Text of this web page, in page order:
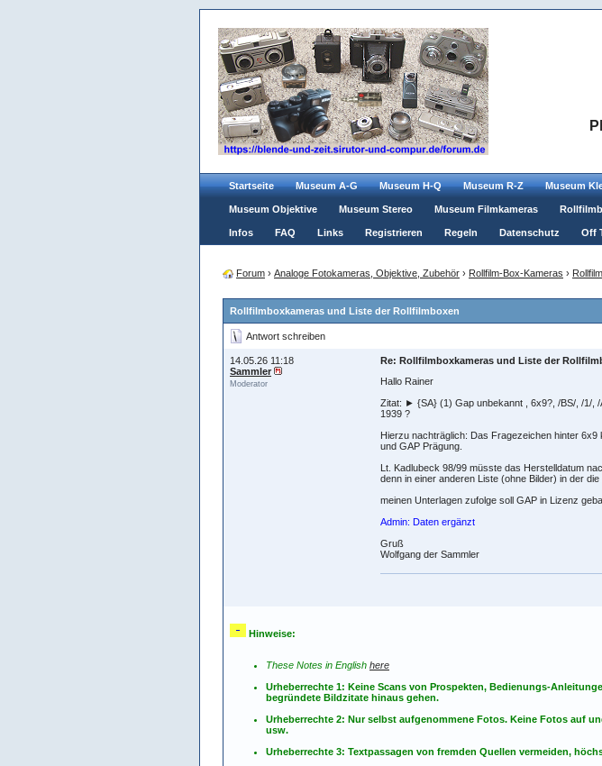
Startseite Museum A-G Museum H-Q Museum R-Z Museum
Museum Objektive Museum Stereo Museum Filmkameras
Infos FAQ Links Registrieren Regeln Datenschutz Off
Forum › Analoge Fotokameras, Objektive, Zubehör › Rollfilm-Box-Kameras ›
Rollfilmboxkameras und Liste der Rollfilmboxen
Antwort schreiben
14.05.26 11:18
Sammler
Moderator
Re: Rollfilmboxkameras und Liste der
Hallo Rainer
Zitat: ► {SA} (1) Gap unbekannt , 6x9?, /BS/, /1/,
1939 ?
Hierzu nachträglich: Das Fragezeichen hinter
und GAP Prägung.
Lt. Kadlubeck 98/99 müsste das Herstelldatum
denn in einer anderen Liste (ohne Bilder) in der
meinen Unterlagen zufolge soll GAP in Lizenz
Admin: Daten ergänzt
Gruß
Wolfgang der Sammler
Hinweise:
These Notes in English here
Urheberrechte 1: Keine Scans von Prospekten, Bedienungs-
begründete Bildzitate hinaus gehen.
Urheberrechte 2: Nur selbst aufgenommene Fotos. Keine Fotos auf
usw.
Urheberrechte 3: Textpassagen von fremden Quellen vermeiden,